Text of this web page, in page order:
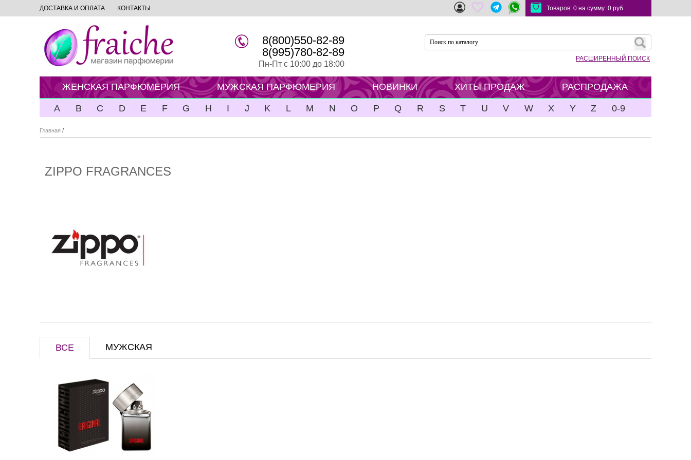
ДОСТАВКА И ОПЛАТА КОНТАКТЫ Товаров: 0 на сумму: 0 руб
8(800)550-82-89
8(995)780-82-89
Пн-Пт с 10:00 до 18:00
РАСШИРЕННЫЙ ПОИСК
ЖЕНСКАЯ ПАРФЮМЕРИЯ МУЖСКАЯ ПАРФЮМЕРИЯ НОВИНКИ ХИТЫ ПРОДАЖ РАСПРОДАЖА
A B C D E F G H I J K L M N O P Q R S T U V W X Y Z 0-9
Главная /
ZIPPO FRAGRANCES
ВСЕ МУЖСКАЯ